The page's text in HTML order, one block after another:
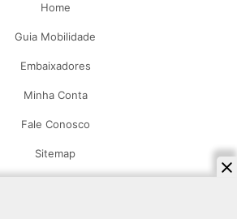
Home
Guia Mobilidade
Embaixadores
Minha Conta
Fale Conosco
Sitemap